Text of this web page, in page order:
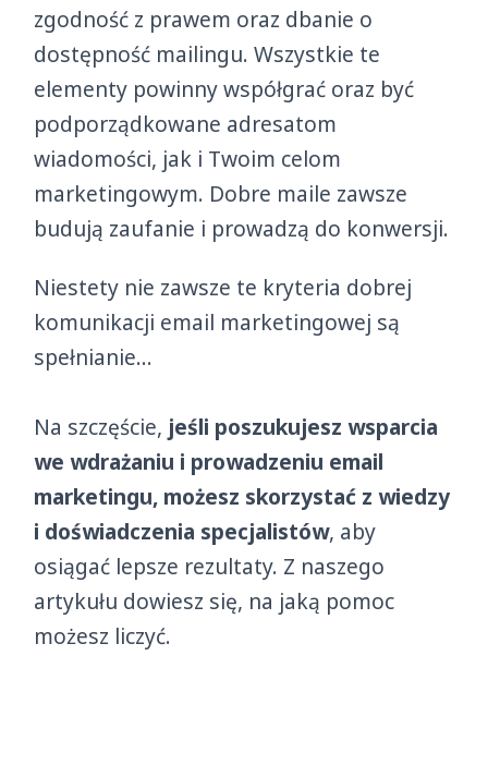
zgodność z prawem oraz dbanie o
dostępność mailingu. Wszystkie te
elementy powinny współgrać oraz być
podporządkowane adresatom
wiadomości, jak i Twoim celom
marketingowym. Dobre maile zawsze
budują zaufanie i prowadzą do konwersji.
Niestety nie zawsze te kryteria dobrej
komunikacji email marketingowej są
spełnianie…
Na szczęście, jeśli poszukujesz wsparcia
we wdrażaniu i prowadzeniu email
marketingu, możesz skorzystać z wiedzy
i doświadczenia specjalistów, aby
osiągać lepsze rezultaty. Z naszego
artykułu dowiesz się, na jaką pomoc
możesz liczyć.